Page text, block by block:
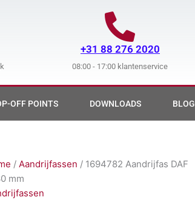
+31 88 276 2020
08:00 - 17:00 klantenservice
OFF POINTS DOWNLOADS BLOG
/ Aandrijfassen / 1694782 Aandrijfas DAF
mm